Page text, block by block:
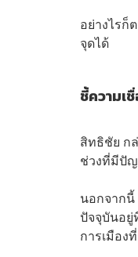
อย่างไรก็
จุดได้
ชี้ความเ
สิทธิชัย ก
ช่วงที่มีปัญ
นอกจากนี้
ปัจจุบันอยู่
การเมือง